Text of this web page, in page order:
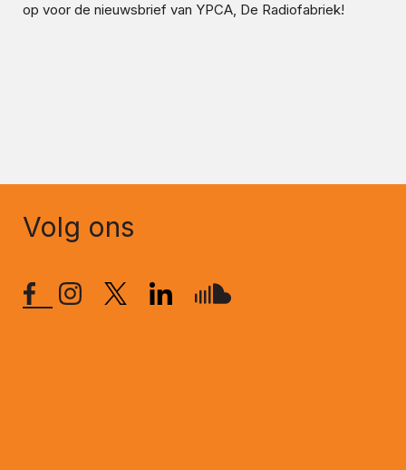
op voor de nieuwsbrief van YPCA, De Radiofabriek!
Volg ons